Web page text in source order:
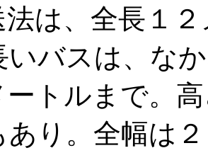
法は、全長１
いバスは、な
ートルまで。
あり。全幅は